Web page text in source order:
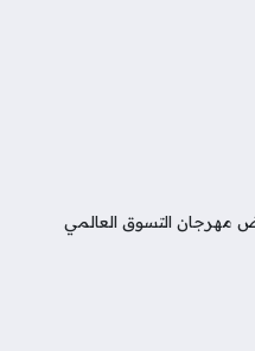
مهرجان التسوق العالمي